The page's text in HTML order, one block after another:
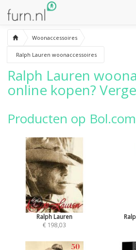
Woonaccessoires
Ralph Lauren woonaccessoires
Ralph Lauren
online kopen?
Producten op Bol.com
Ralph Lauren
€ 198,03